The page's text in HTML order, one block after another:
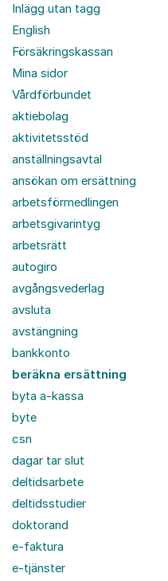
Inlägg utan tagg
English
Försäkringskassan
Mina sidor
Vårdförbundet
aktiebolag
aktivitetsstöd
anställningsavtal
ansökan om ersättning
arbetsförmedlingen
arbetsgivarintyg
arbetsrätt
autogiro
avgångsvederlag
avsluta
avstängning
bankkonto
beräkna ersättning
byta a-kassa
byte
csn
dagar tar slut
deltidsarbete
deltidsstudier
doktorand
e-faktura
e-tjänster